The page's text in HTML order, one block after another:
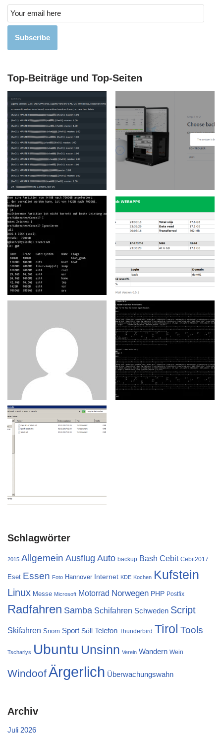
Subscribe
Top-Beiträge und Top-Seiten
Schlagwörter
2015 Allgemein Ausflug Auto backup Bash Cebit Cebit2017
Eset Essen Foto Hannover Internet KDE Kochen Kufstein
Linux Messe Microsoft Motorrad Norwegen PHP Postfix
Radfahren Samba Schifahren Schweden Script
Skifahren Snom Sport Söll Telefon Thunderbird Tirol Tools
Tscharlys Ubuntu Unsinn Verein Wandern Wein
WindoofÄrgerlich Überwachungswahn
Archiv
Juli 2026